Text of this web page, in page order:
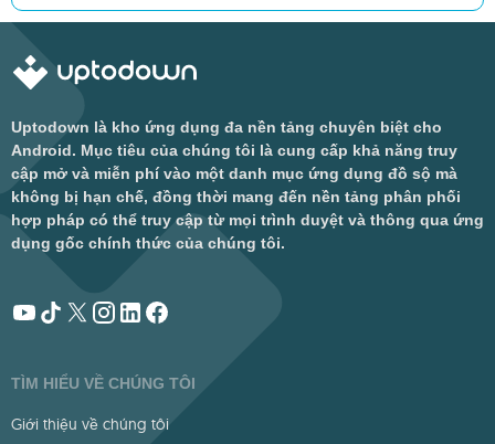
Uptodown là kho ứng dụng đa nền tảng chuyên biệt cho
Android. Mục tiêu của chúng tôi là cung cấp khả năng truy
cập mở và miễn phí vào một danh mục ứng dụng đồ sộ mà
không bị hạn chế, đồng thời mang đến nền tảng phân phối
hợp pháp có thể truy cập từ mọi trình duyệt và thông qua ứng
dụng gốc chính thức của chúng tôi.
TÌM HIỂU VỀ CHÚNG TÔI
Giới thiệu về chúng tôi